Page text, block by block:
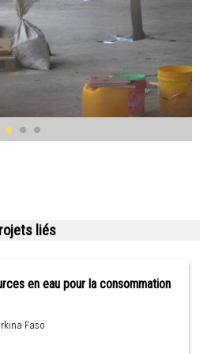
liés
en eau pour la consommation
Faso